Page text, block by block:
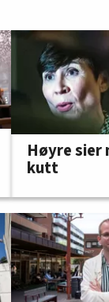
Høyre sier
kutt